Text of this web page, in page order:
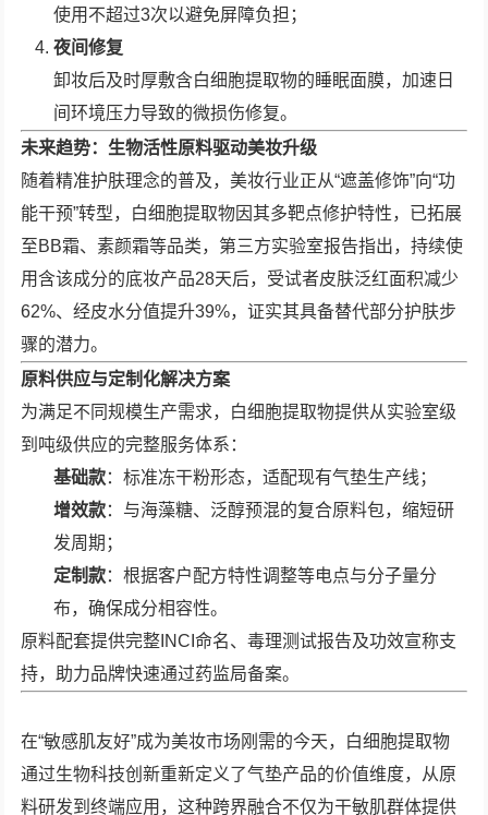
使用不超过3次以避免屏障负担；
夜间修复
卸妆后及时厚敷含白细胞提取物的睡眠面膜，加速日
间环境压力导致的微损伤修复。
未来趋势：生物活性原料驱动美妆升级
随着精准护肤理念的普及，美妆行业正从“遮盖修饰”向“功
能干预”转型，白细胞提取物因其多靶点修护特性，已拓展
至BB霜、素颜霜等品类，第三方实验室报告指出，持续使
用含该成分的底妆产品28天后，受试者皮肤泛红面积减少
62%、经皮水分值提升39%，证实其具备替代部分护肤步
骤的潜力。
原料供应与定制化解决方案
为满足不同规模生产需求，白细胞提取物提供从实验室级
到吨级供应的完整服务体系：
基础款：标准冻干粉形态，适配现有气垫生产线；
增效款：与海藻糖、泛醇预混的复合原料包，缩短研
发周期；
定制款：根据客户配方特性调整等电点与分子量分
布，确保成分相容性。
原料配套提供完整INCI命名、毒理测试报告及功效宣称支
持，助力品牌快速通过药监局备案。
在“敏感肌友好”成为美妆市场刚需的今天，白细胞提取物
通过生物科技创新重新定义了气垫产品的价值维度，从原
料研发到终端应用，这种跨界融合不仅为干敏肌群体提供